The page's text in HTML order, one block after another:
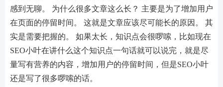
感到无聊。 为什么很多文章这么长？ 主要是为了增加用户
在页面的停留时间。 这就是文章应该尽可能长的原因。 其
实是需要把握的。 如果太长，知识点会很啰嗦，比如现在
SEO小叶在讲什么这个知识点一句话就可以说完，就是尽
量写有营养的内容，增加用户的停留时间，但是SEO小叶
还是写了很多啰嗦的话。